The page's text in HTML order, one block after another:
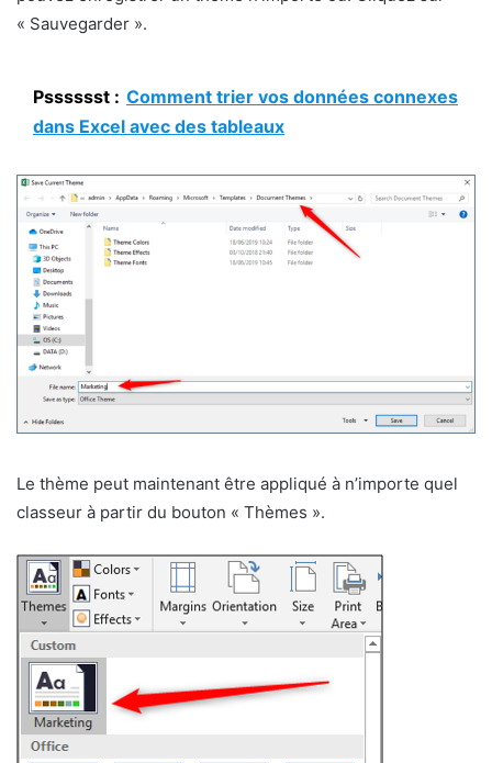
« Sauvegarder ».
Psssssst : Comment trier vos données connexes
dans Excel avec des tableaux
Le thème peut maintenant être appliqué à n’importe quel
classeur à partir du bouton « Thèmes ».